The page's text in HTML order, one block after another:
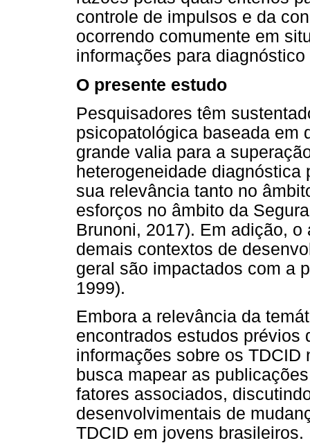
controle de impulsos e da
ocorrendo comumente em
informações para
O presente estudo
Pesquisadores têm
psicopatológica baseada em
grande valia para a
heterogeneidade diagnóstica
sua relevância tanto no
esforços no âmbito da
Brunoni, 2017). Em adição,
demais contextos de
geral são impactados com a
1999).
Embora a relevância da
encontrados estudos prévios
informações sobre os
busca mapear as
fatores associados,
desenvolvimentais de
TDCID em jovens brasileiros.